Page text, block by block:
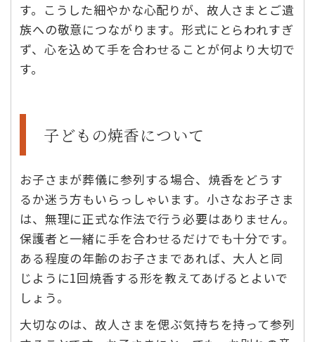
す。こうした細やかな心配りが、故人さまとご遺
族への敬意につながります。形式にとらわれすぎ
ず、心を込めて手を合わせることが何より大切で
す。
子どもの焼香について
お子さまが葬儀に参列する場合、焼香をどうす
るか迷う方もいらっしゃいます。小さなお子さま
は、無理に正式な作法で行う必要はありません。
保護者と一緒に手を合わせるだけでも十分です。
ある程度の年齢のお子さまであれば、大人と同
じように1回焼香する形を教えてあげるとよいで
しょう。
大切なのは、故人さまを偲ぶ気持ちを持って参列